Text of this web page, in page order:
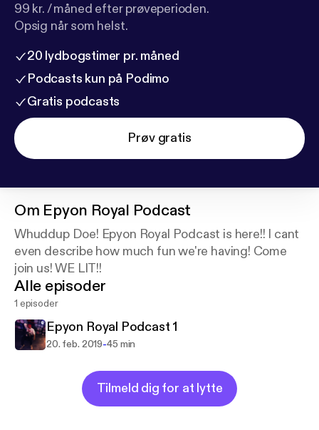
99 kr. / måned efter prøveperioden.
Opsig når som helst.
20 lydbogstimer pr. måned
Podcasts kun på Podimo
Gratis podcasts
Prøv gratis
Om Epyon Royal Podcast
Whuddup Doe! Epyon Royal Podcast is here!! I cant
even describe how much fun we're having! Come
join us! WE LIT!!
Alle episoder
1 episoder
Epyon Royal Podcast 1
20. feb. 2019-45 min
Tilmeld dig for at lytte